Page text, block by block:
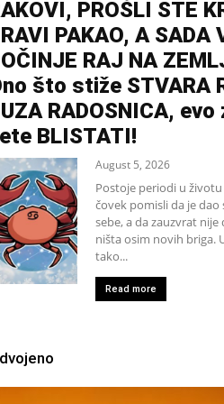
PROŠLI STE
PAKAO, A SADA
RAJ NA
što stiže STVARA
RADOSNICA,
BLISTATI!
August 5, 2026
Postoje periodi u
čovek pomisli da je dao
sebe, a da zauzvrat nije
ništa osim novih briga.
tako...
Read more